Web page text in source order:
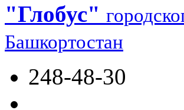
"Глобус"
Башкортостан
248-48-30